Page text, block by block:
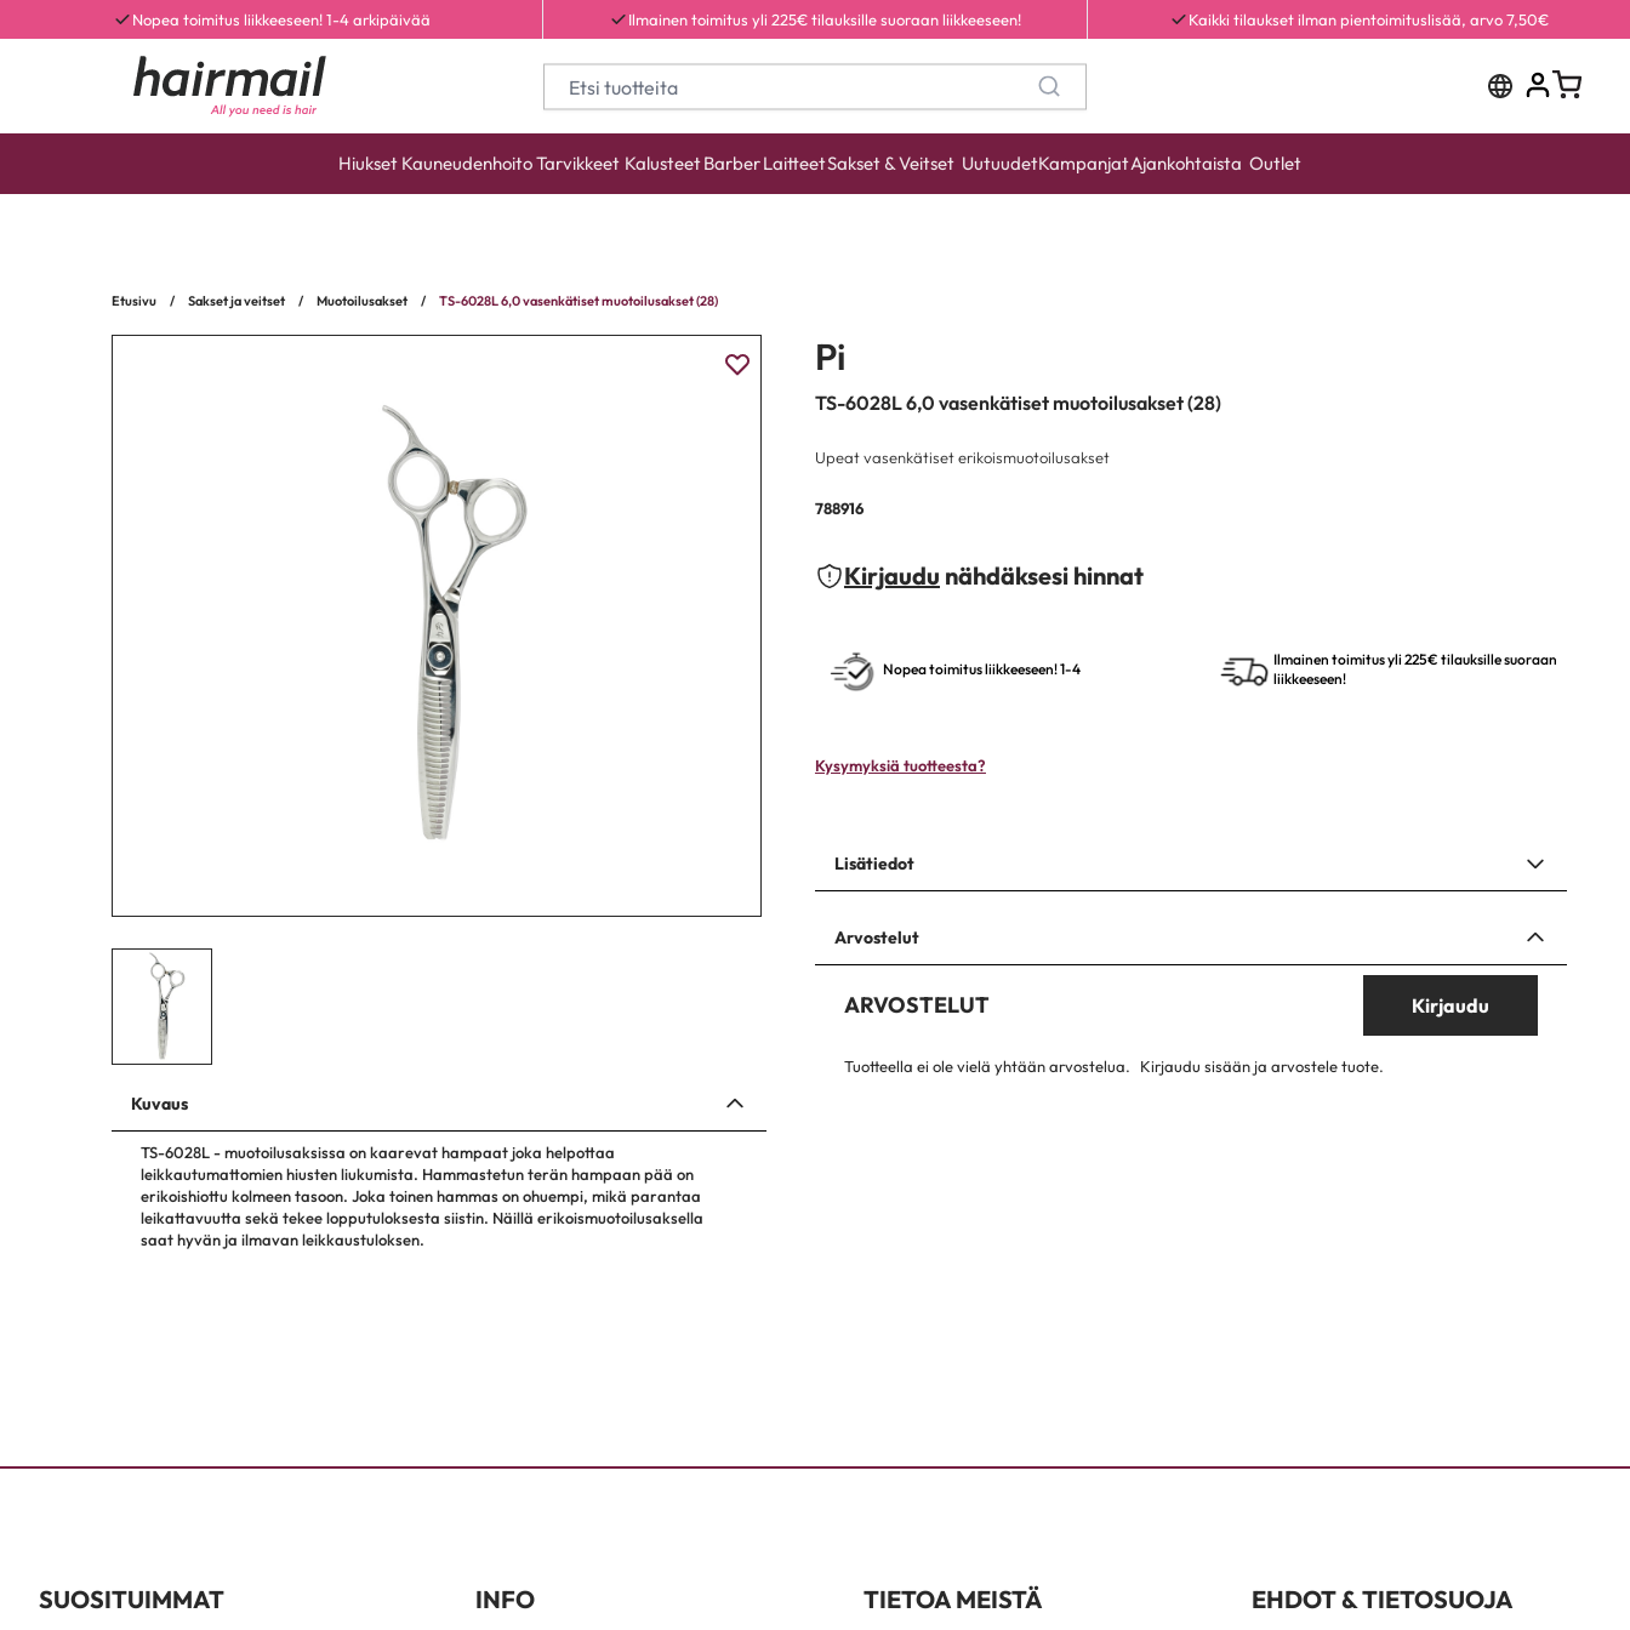
Nopea toimitus liikkeeseen! 1-4 arkipäivää Ilmainen toimitus yli 225€ tilauksille suoraan liikkeeseen! Kaikki tilaukset ilman pientoimituslisää, arvo 7,50€
Hiukset KauneudenhoitoTarvikkeet KalusteetBarberLaitteetSakset & Veitset UutuudetKampanjatAjankohtaista Outlet
Etusivu / Sakset ja veitset / Muotoilusakset / TS-6028L 6,0 vasenkätiset muotoilusakset (28)
Kuvaus
TS-6028L - muotoilusaksissa on kaarevat hampaat joka helpottaa
leikkautumattomien hiusten liukumista. Hammastetun terän hampaan pää on
erikoishiottu kolmeen tasoon. Joka toinen hammas on ohuempi, mikä parantaa
leikattavuutta sekä tekee lopputuloksesta siistin. Näillä erikoismuotoilusaksella
saat hyvän ja ilmavan leikkaustuloksen.
Pi
TS-6028L 6,0 vasenkätiset muotoilusakset (28)
Upeat vasenkätiset erikoismuotoilusakset
788916
Kirjaudu nähdäksesi hinnat
Nopea toimitus liikkeeseen! 1-4
Ilmainen toimitus yli 225€ tilauksille suoraan
liikkeeseen!
Kysymyksiä tuotteesta?
Lisätiedot
Arvostelut
ARVOSTELUT Kirjaudu
Tuotteella ei ole vielä yhtään arvostelua. Kirjaudu sisään ja arvostele tuote.
SUOSITUIMMAT INFO TIETOA MEISTÄ EHDOT & TIETOSUOJA